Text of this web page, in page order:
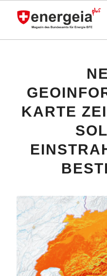
KARTE